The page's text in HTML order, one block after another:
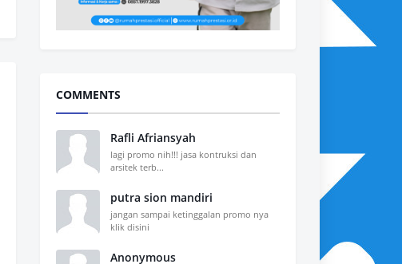
COMMENTS
Rafli Afriansyah
lagi promo nih!!! jasa kontruksi dan
arsitek terb...
putra sion mandiri
jangan sampai ketinggalan promo nya
klik disini
Anonymous